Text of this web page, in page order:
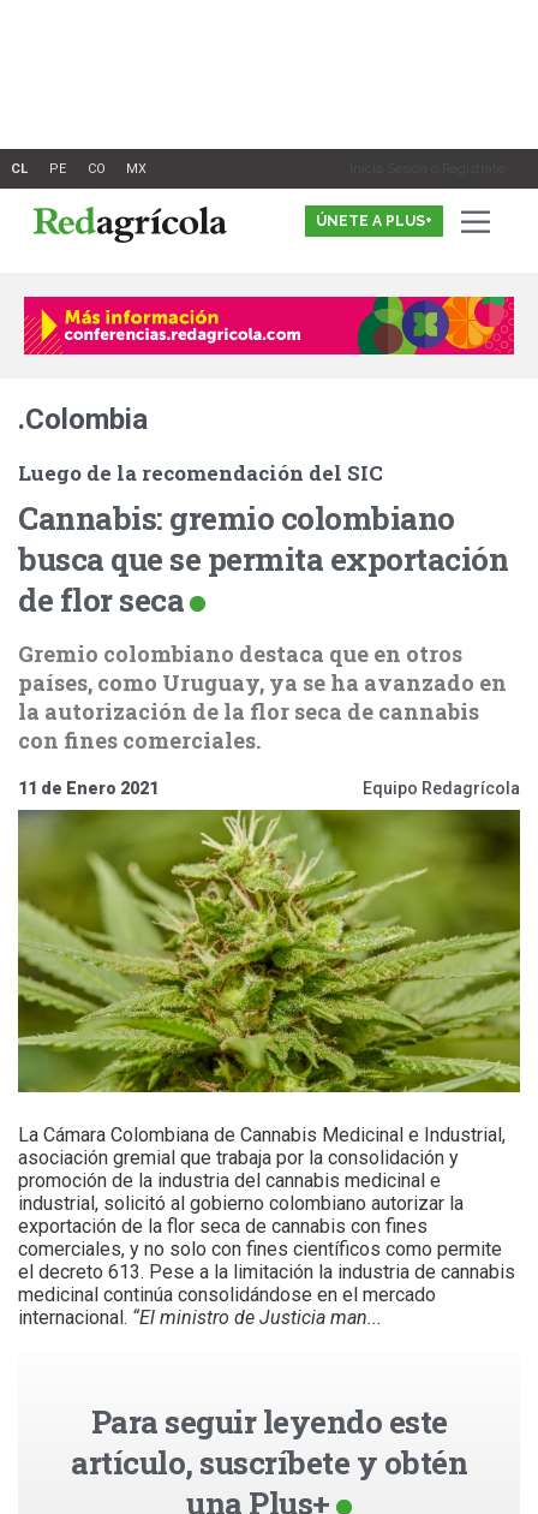
Inicia Sesión o Registrate
ÚNETE A PLUS+
.Colombia
Luego de la recomendación del SIC
Cannabis: gremio colombiano
busca que se permita exportación
de flor seca
Gremio colombiano destaca que en otros
países, como Uruguay, ya se ha avanzado en
la autorización de la flor seca de cannabis
con fines comerciales.
11 de Enero 2021 Equipo Redagrícola
La Cámara Colombiana de Cannabis Medicinal e Industrial,
asociación gremial que trabaja por la consolidación y
promoción de la industria del cannabis medicinal e
industrial, solicitó al gobierno colombiano autorizar la
exportación de la flor seca de cannabis con fines
comerciales, y no solo con fines científicos como permite
el decreto 613. Pese a la limitación la industria de cannabis
medicinal continúa consolidándose en el mercado
internacional. “El ministro de Justicia man...
Para seguir leyendo este
artículo, suscríbete y obtén
una Plus+